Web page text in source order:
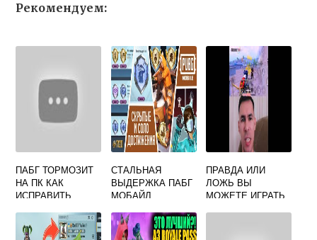
Рекомендуем:
ПАБГ ТОРМОЗИТ
НА ПК КАК
ИСПРАВИТЬ
СТАЛЬНАЯ
ВЫДЕРЖКА ПАБГ
МОБАЙЛ
ПРАВДА ИЛИ
ЛОЖЬ ВЫ
МОЖЕТЕ ИГРАТЬ